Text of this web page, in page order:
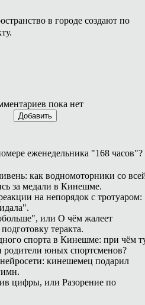
в городе создают по
пока нет
Добавить
еженедельника "168 часов"?
как водномоторники со
за медали в Кинешме.
на непорядок с тротуаром:
или О чём жалеет
теракта.
спорта в Кинешме: при чём
родители юных спортсменов?
кинешемец подарил
цифры, или Разорение по